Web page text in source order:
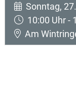
Sonntag,
10:00 Uhr -
Am